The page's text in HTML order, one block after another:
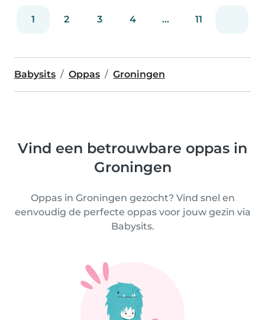
1 2 3 4 ... 11
Babysits Oppas Groningen
Vind een betrouwbare oppas in
Groningen
Oppas in Groningen gezocht? Vind snel en
eenvoudig de perfecte oppas voor jouw gezin via
Babysits.